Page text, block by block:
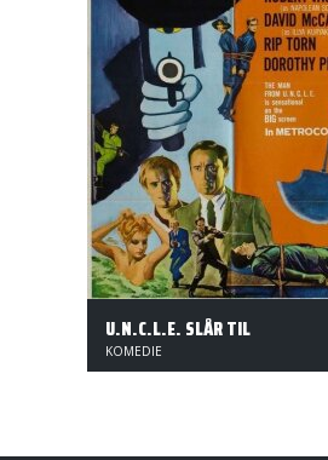
U.N.C.L.E. SLÅR TIL
KOMEDIE